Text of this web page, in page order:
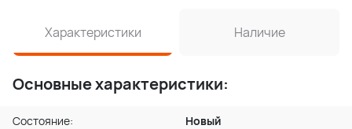
Характеристики Наличие
Основные характеристики:
Состояние: Новый